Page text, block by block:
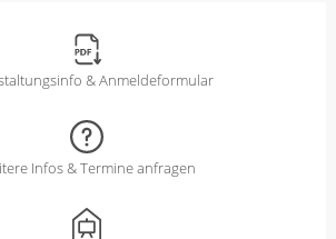
& Anmeldeformular
Infos & Termine anfragen